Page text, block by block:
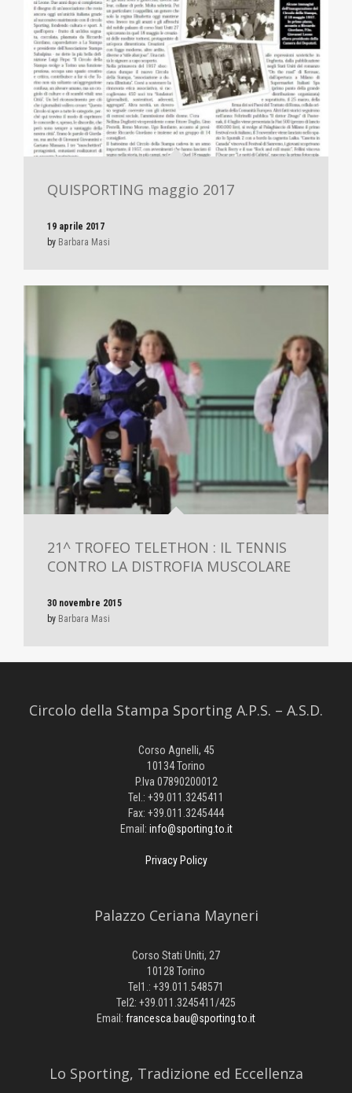
QUISPORTING maggio 2017
19 aprile 2017
by Barbara Masi
21^ TROFEO TELETHON : IL TENNIS
CONTRO LA DISTROFIA MUSCOLARE
30 novembre 2015
by Barbara Masi
Circolo della Stampa Sporting A.P.S. – A.S.D.
Corso Agnelli, 45
10134 Torino
P.Iva 07890200012
Tel.: +39.011.3245411
Fax: +39.011.3245444
Email: info@sporting.to.it
Privacy Policy
Palazzo Ceriana Mayneri
Corso Stati Uniti, 27
10128 Torino
Tel1.: +39.011.548571
Tel2: +39.011.3245411/425
Email: francesca.bau@sporting.to.it
​Lo Sporting, Tradizione ed Eccellenza